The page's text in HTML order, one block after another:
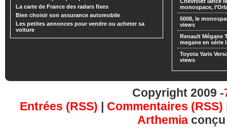
La carte de France des radars fixes
Bien choisir son assurance automobile
Les petites annonces pour vendre ou acheter sa
voiture
monospace,
5008, le
views
Renault Mégane
megane en série
Toyota Yaris
views
Copyright 2009 -
Entrées (RSS) | Commentaires (RSS)
Arthemia